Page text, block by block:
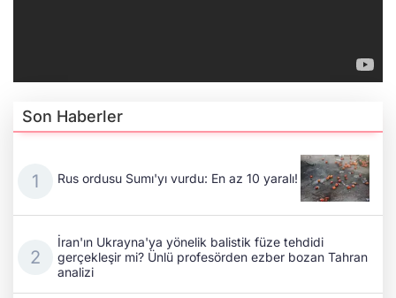
Son Haberler
Rus ordusu Sumı'yı vurdu: En az 10 yaralı!
İran'ın Ukrayna'ya yönelik balistik füze tehdidi
gerçekleşir mi? Ünlü profesörden ezber bozan Tahran
analizi